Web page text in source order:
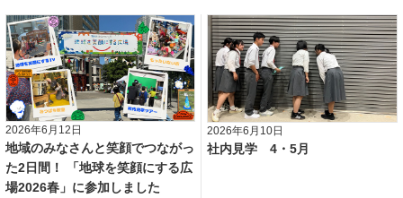
2026年6月12日
地域のみなさんと笑顔でつながっ
た2日間！ 「地球を笑顔にする広
場2026春」に参加しました
2026年6月10日
社内見学 4・5月